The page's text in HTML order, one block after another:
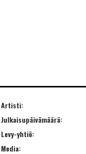
Artisti:
Julkaisupäivämäärä:
Levy-yhtiö:
Media: